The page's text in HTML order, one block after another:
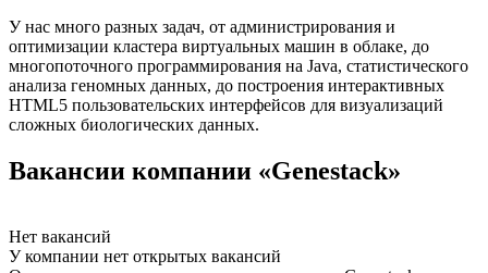
У нас много разных задач, от администрирования и
оптимизации кластера виртуальных машин в облаке, до
многопоточного программирования на Java, статистического
анализа геномных данных, до построения интерактивных
HTML5 пользовательских интерфейсов для визуализаций
сложных биологических данных.
Вакансии компании «Genestack»
Нет вакансий
У компании нет открытых вакансий